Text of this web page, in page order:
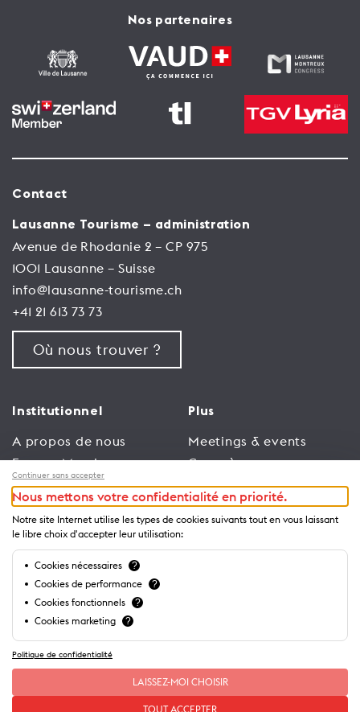
Nos partenaires
Contact
Lausanne Tourisme – administration
Avenue de Rhodanie 2 – CP 975
1001 Lausanne – Suisse
info@lausanne-tourisme.ch
+41 21 613 73 73
Où nous trouver ?
Institutionnel
A propos de nous
Espace Membres
Emploi
Conditions générales
d’utilisation
Politique de
confidentialité
Plus
Meetings & events
Congrès
Trade
Espace Médias
Annonceurs
Brochures et guides
Continuer sans accepter
Nous mettons votre confidentialité en priorité.
Notre site Internet utilise les types de cookies suivants tout en vous laissant
le libre choix d'accepter leur utilisation:
Cookies nécessaires ?
Cookies de performance ?
Cookies fonctionnels ?
Cookies marketing ?
Politique de confidentialité
LAISSEZ-MOI CHOISIR
TOUT ACCEPTER